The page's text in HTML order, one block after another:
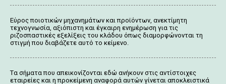
Εύρος ποιοτικών μηχανημάτων και προϊόντων, ανεκτίμητη
τεχνογνωσία, αξιόπιστη και έγκαιρη ενημέρωση για τις
ριζοσπαστικές εξελίξεις του κλάδου όπως διαμορφώνονται τη
στιγμή που διαβάζετε αυτό το κείμενο.
Tα σήματα που απεικονίζονται εδώ ανήκουν στις αντίστοιχες
εταιρείες και η προκείμενη αναφορά αυτών γίνεται αποκλειστικά